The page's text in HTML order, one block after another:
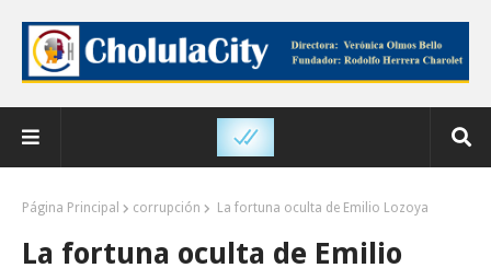
Página Principal corrupción La fortuna oculta de Emilio Lozoya
La fortuna oculta de Emilio